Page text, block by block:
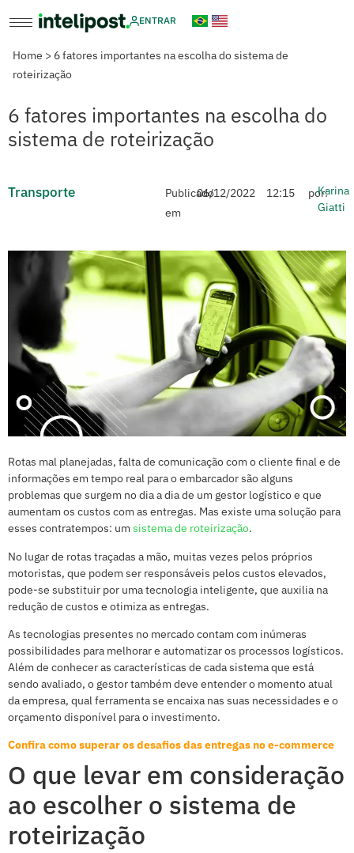
ENTRAR
Home > 6 fatores importantes na escolha do sistema de
roteirização
6 fatores importantes na escolha do
sistema de roteirização
Transporte
Publicado
em
06/12/2022 12:15 por:Karina
Giatti
Rotas mal planejadas, falta de comunicação com o cliente final e de
informações em tempo real para o embarcador são alguns
problemas que surgem no dia a dia de um gestor logístico e que
aumentam os custos com as entregas. Mas existe uma solução para
esses contratempos: um sistema de roteirização.
No lugar de rotas traçadas a mão, muitas vezes pelos próprios
motoristas, que podem ser responsáveis pelos custos elevados,
pode-se substituir por uma tecnologia inteligente, que auxilia na
redução de custos e otimiza as entregas.
As tecnologias presentes no mercado contam com inúmeras
possibilidades para melhorar e automatizar os processos logísticos.
Além de conhecer as características de cada sistema que está
sendo avaliado, o gestor também deve entender o momento atual
da empresa, qual ferramenta se encaixa nas suas necessidades e o
orçamento disponível para o investimento.
Confira como superar os desafios das entregas no e-commerce
O que levar em consideração
ao escolher o sistema de
roteirização